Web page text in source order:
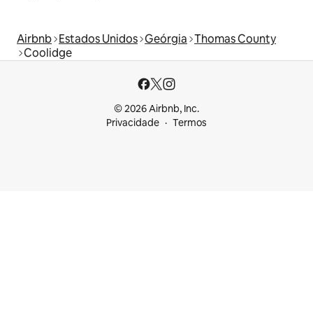
Airbnb Estados Unidos Geórgia Thomas County
Coolidge
© 2026 Airbnb, Inc.
Privacidade
Termos